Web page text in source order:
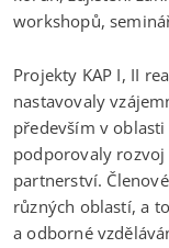
workshopů,
Projekty KAP I, II
nastavovaly
především v
podporovaly
partnerství.
různých oblastí, a
a odborné